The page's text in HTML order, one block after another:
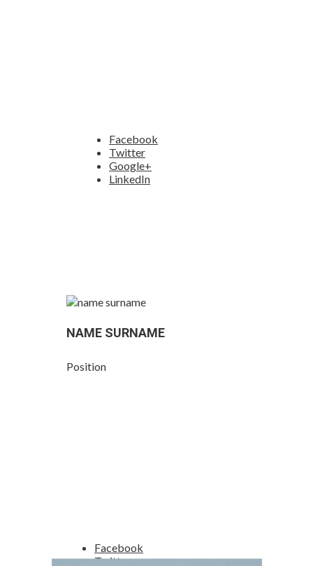
Facebook
Twitter
Google+
LinkedIn
NAME SURNAME
Position
Facebook
Twitter